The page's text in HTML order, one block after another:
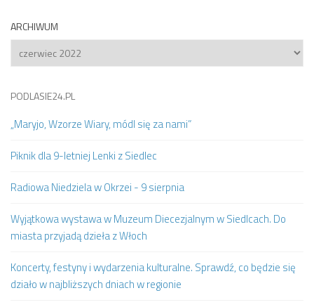
ARCHIWUM
Archiwum
PODLASIE24.PL
„Maryjo, Wzorze Wiary, módl się za nami”
Piknik dla 9-letniej Lenki z Siedlec
Radiowa Niedziela w Okrzei - 9 sierpnia
Wyjątkowa wystawa w Muzeum Diecezjalnym w Siedlcach. Do
miasta przyjadą dzieła z Włoch
Koncerty, festyny i wydarzenia kulturalne. Sprawdź, co będzie się
działo w najbliższych dniach w regionie